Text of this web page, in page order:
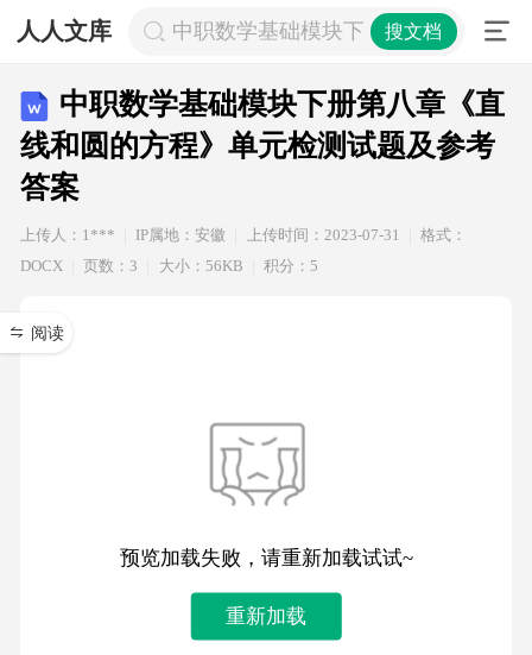
人人文库 中职数学基础模块下册第八章《直线
搜文档
中职数学基础模块下册第八章《直
线和圆的方程》单元检测试题及参考
答案
上传人：1*** IP属地：安徽 上传时间：2023-07-31
格式：
DOCX
页数：3 大小：56KB 积分：5
阅读
预览加载失败，请重新加载试试~
重新加载